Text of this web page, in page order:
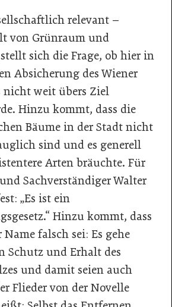
relevant –
von Grünraum und
sich die Frage, ob hier in
Absicherung des Wiener
nicht weit übers Ziel
Hinzu kommt, dass die
Bäume in der Stadt nicht
sind und es generell
Arten bräuchte. Für
Sachverständiger Walter
„Es ist ein
Hinzu kommt, dass
falsch sei: Es gehe
Schutz und Erhalt des
und damit seien auch
Flieder von der Novelle